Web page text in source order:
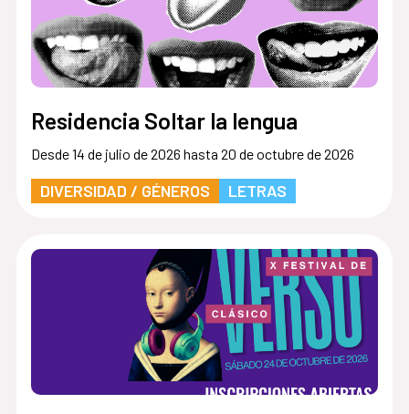
Residencia Soltar la lengua
Desde 14 de julio de 2026 hasta 20 de octubre de 2026
DIVERSIDAD / GÉNEROS LETRAS